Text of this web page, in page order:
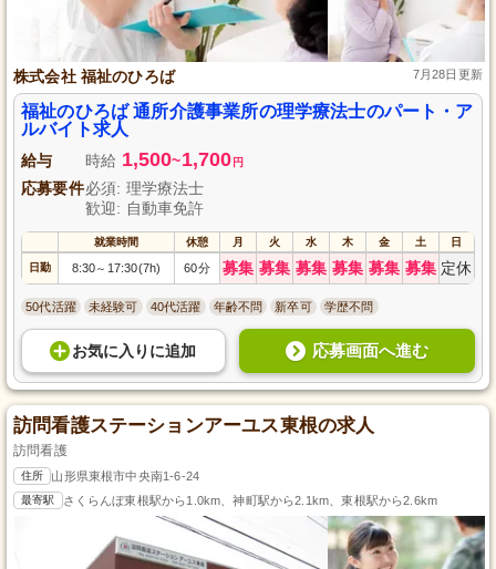
株式会社 福祉のひろば 7月28日更新
福祉のひろば 通所介護事業所の理学療法士のパート・ア
ルバイト求人
給与 時給 1,500~1,700 円
応募要件必須: 理学療法士
歓迎: 自動車免許
就業時間 休憩 月 火 水 木 金 土 日
日勤 8:30～ 17:30(7h) 60分 募集 募集 募集 募集 募集 募集 定休
50代活躍 未経験可 40代活躍 年齢不問 新卒可 学歴不問
お気に入り に追加 応募画面へ進む
訪問看護ステーションアーユス東根の求人
訪問看護
住所 山形県東根市中央南1-6-24
最寄駅 さくらんぼ東根駅から1.0km、神町駅から2.1km、東根駅から2.6km